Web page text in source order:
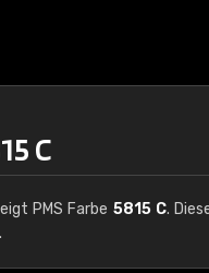
C
PMS Farbe 5815 C.